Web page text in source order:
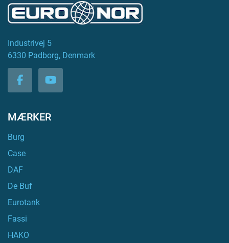
Industrivej 5
6330 Padborg, Denmark
facebookyoutube
MÆRKER
Burg
Case
DAF
De Buf
Eurotank
Fassi
HAKO